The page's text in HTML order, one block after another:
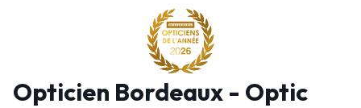
Opticien Bordeaux - Optic